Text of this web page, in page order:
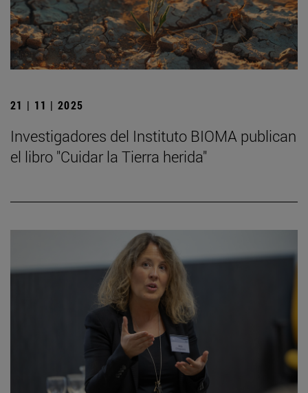
21 | 11 | 2025
Investigadores del Instituto BIOMA publican
el libro "Cuidar la Tierra herida"